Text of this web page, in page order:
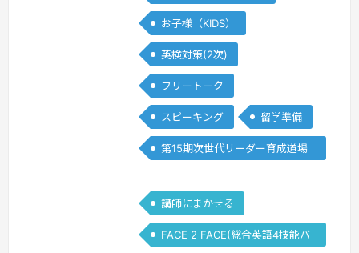
お子様（KIDS）
英検対策(2次)
フリートーク
スピーキング 留学準備
第15期次世代リーダー育成道場
講師にまかせる
FACE 2 FACE(総合英語4技能バ